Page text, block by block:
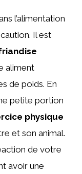
l’alimentation
Il est
aliment
de poids. En
petite portion
physique
et son animal.
de votre
avoir une